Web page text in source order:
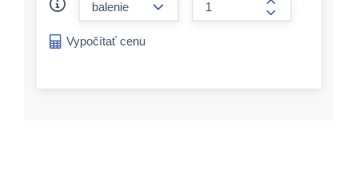
form.increase-
Vypočítať cenu